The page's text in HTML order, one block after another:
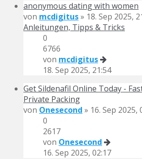
anonymous dating with women
von mcdigitus» 18. Sep 2025,
Anleitungen, Tipps & Tricks
0
6766
von mcdigitus
18. Sep 2025, 21:54
Get Sildenafil Online Today -
Private Packing
von Onesecond » 16. Sep 2025,
0
2617
von Onesecond
16. Sep 2025, 02:17